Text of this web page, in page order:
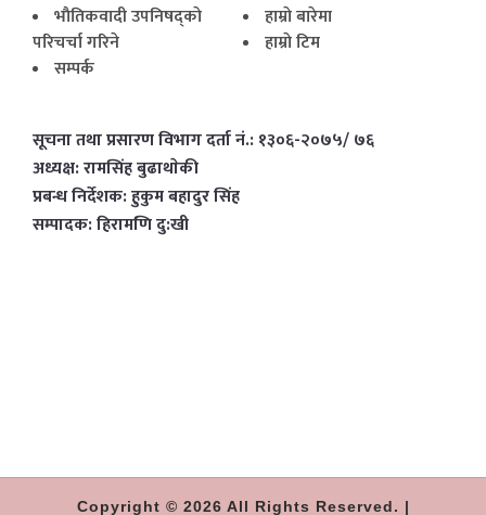
भाैतिकवादी उपनिषद्काे
परिचर्चा गरिने
हाम्राे बारेमा
हाम्राे टिम
सम्पर्क
सूचना तथा प्रसारण विभाग दर्ता नं.: १३०६-२०७५/ ७६
अध्यक्ष: रामसिंह बुढाथाेकी
प्रबन्ध निर्देशक: हुकुम बहादुर सिंह
सम्पादक: हिरामणि दु:खी
Copyright © 2026 All Rights Reserved. |